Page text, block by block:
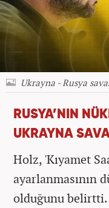
Ukrayna - Rusya
RUSYA’NIN
UKRAYNA
Holz, 'Kıyamet
ayarlanmasının
olduğunu belirtti.